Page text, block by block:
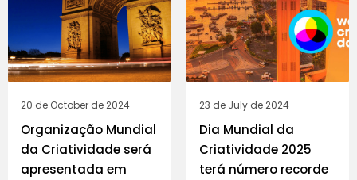
20 de October de 2024
Organização Mundial
da Criatividade será
apresentada em
23 de July de 2024
Dia Mundial da
Criatividade 2025
terá número recorde